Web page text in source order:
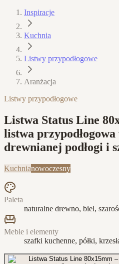
Inspiracje
Kuchnia
Listwy przypodłogowe
Aranżacja
Listwy przypodłogowe
Listwa Status Line
listwa
drewnianej podłogi i
Kuchnianowoczesny
Paleta
naturalne drewno, biel,
Meble i elementy
szafki kuchenne, półki,